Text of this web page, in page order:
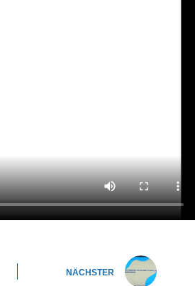
NÄCHSTER